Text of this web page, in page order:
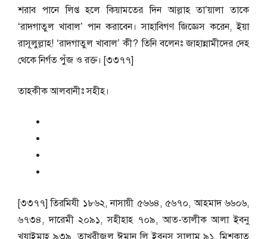
শরাব পানে লিপ্ত হলে কিয়ামতের দিন আল্লাহ তা’য়ালা তাকে
‘রাদগাতুল খাবাল’ পান করাবেন। সাহাবিগণ জিজ্ঞেস করেন, ইয়া
রাসূলুল্লাহ! ‘রাদগাতুল খাবাল’ কী? তিনি বলেনঃ জাহান্নামীদের দেহ
থেকে নির্গত পুঁজ ও রক্ত। [৩৩৭৭]
তাহকীক আলবানীঃ সহীহ।
[৩৩৭৭] তিরমিযী ১৮৬২, নাসায়ী ৫৬৬৪, ৫৬৭০, আহমাদ ৬৬০৬,
৬৭৩৪, দারেমী ২০৯১, সহীহাহ ৭০৯, আত-তালীক আলা ইবনু
খুযাইমাহ ৯৩৯, তাখরীজুল ঈমান লি ইবনুস সালাম ৯১, মিশকাত